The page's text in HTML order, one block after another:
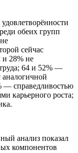
обеих групп
сейчас
и 28% не
64 и 52% —
аналогичной
— справедливостью
карьерного роста;
анализ показал
компонентов